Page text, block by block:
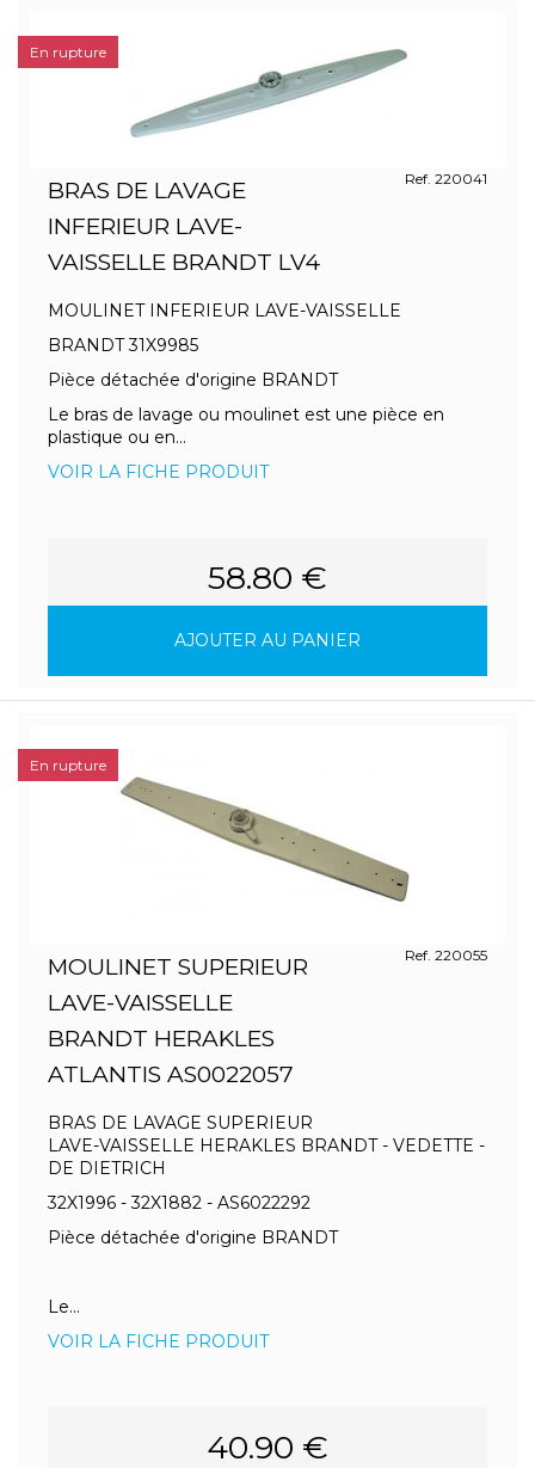
BRAS DE LAVAGE
INFERIEUR LAVE-
VAISSELLE BRANDT LV4
Ref. 220041
MOULINET INFERIEUR LAVE-VAISSELLE
BRANDT 31X9985
Pièce détachée d'origine BRANDT
Le bras de lavage ou moulinet est une pièce en
plastique ou en...
VOIR LA FICHE PRODUIT
58.80 €
AJOUTER AU PANIER
En rupture
MOULINET SUPERIEUR
LAVE-VAISSELLE
BRANDT HERAKLES
ATLANTIS AS0022057
Ref. 220055
BRAS DE LAVAGE SUPERIEUR
LAVE-VAISSELLE HERAKLES BRANDT - VEDETTE -
DE DIETRICH
32X1996 - 32X1882 - AS6022292
Pièce détachée d'origine BRANDT
Le...
VOIR LA FICHE PRODUIT
40.90 €
En rupture